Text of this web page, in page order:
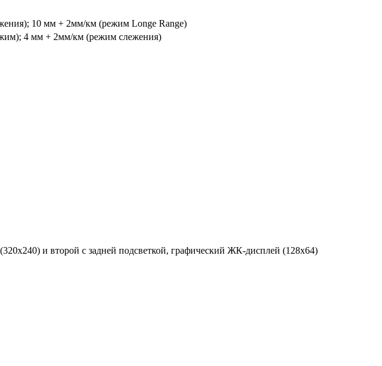
10 мм + 2мм/км (режим Longe Range)
4 мм + 2мм/км (режим слежения)
и второй с задней подсветкой, графический ЖК-дисплей (128x64)